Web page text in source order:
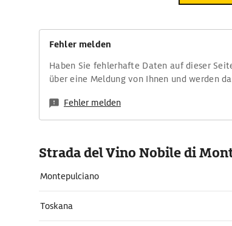
Fehler melden
Haben Sie fehlerhafte Daten auf dieser
über eine Meldung von Ihnen und werden
Fehler melden
Strada del Vino Nobile di
Montepulciano
Toskana